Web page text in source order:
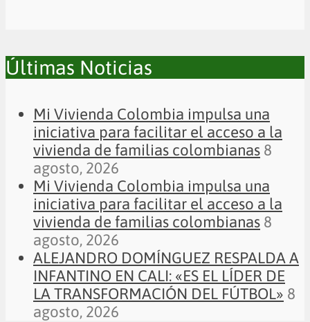
Últimas Noticias
Mi Vivienda Colombia impulsa una
iniciativa para facilitar el acceso a la
vivienda de familias colombianas 8
agosto, 2026
Mi Vivienda Colombia impulsa una
iniciativa para facilitar el acceso a la
vivienda de familias colombianas 8
agosto, 2026
ALEJANDRO DOMÍNGUEZ RESPALDA A
INFANTINO EN CALI: «ES EL LÍDER DE
LA TRANSFORMACIÓN DEL FÚTBOL» 8
agosto, 2026